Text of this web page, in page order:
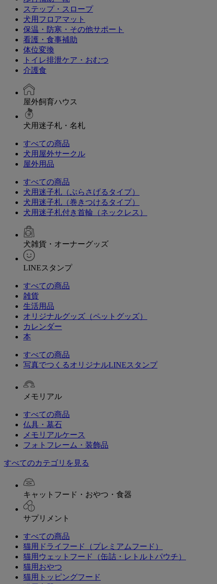
ステップ・スロープ
犬用フロアマット
保温・防寒・その他サポート
看護・食事補助
体位変換
トイレ排泄ケア・おむつ
介護食
屋外飼育ハウス
犬用迷子札・名札
すべての商品
犬用屋外サークル
屋外用品
すべての商品
犬用迷子札（ぶらさげるタイプ）
犬用迷子札（巻きつけるタイプ）
犬用迷子札付き首輪（ネックレス）
犬雑貨・オーナーグッズ
LINEスタンプ
すべての商品
雑貨
生活用品
オリジナルグッズ（ペットグッズ）
カレンダー
本
すべての商品
写真でつくるオリジナルLINEスタンプ
メモリアル
すべての商品
仏具・墓石
メモリアルケース
フォトフレーム・装飾品
すべてのカテゴリを見る
キャットフード・おやつ・食器
サプリメント
すべての商品
猫用ドライフード（プレミアムフード）
猫用ウェットフード（缶詰・レトルトパウチ）
猫用おやつ
猫用トッピングフード